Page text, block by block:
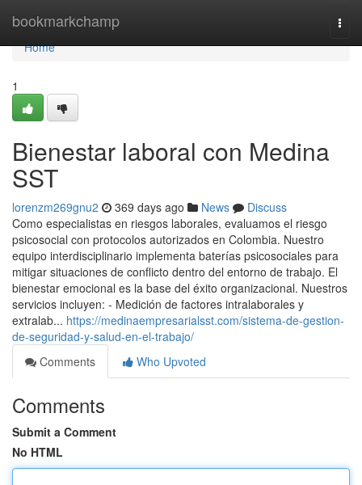
bookmarkchamp
Home
Home
1
Bienestar laboral con Medina
SST
lorenzm269gnu2 369 days ago News
Discuss
Como especialistas en riesgos laborales, evaluamos el riesgo
psicosocial con protocolos autorizados en Colombia. Nuestro
equipo interdisciplinario implementa baterías psicosociales para
mitigar situaciones de conflicto dentro del entorno de trabajo. El
bienestar emocional es la base del éxito organizacional. Nuestros
servicios incluyen: - Medición de factores intralaborales y
extralab... https://medinaempresarialsst.com/sistema-de-gestion-
de-seguridad-y-salud-en-el-trabajo/
Comments
Who Upvoted
Comments
Submit a Comment
No HTML